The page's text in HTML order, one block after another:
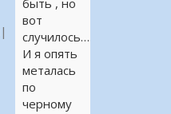
вот
случилось…
И я опять
металась
по
черному
|